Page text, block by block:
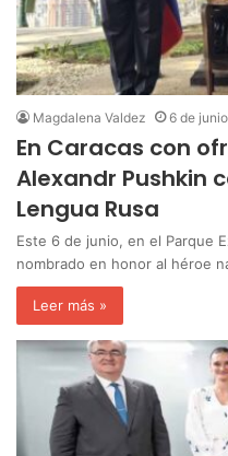
Magdalena Valdez 6 de
En Caracas con
Alexandr Pushkin
Lengua Rusa
Este 6 de junio, en el Parque
nombrado en honor al héroe
Leer más »